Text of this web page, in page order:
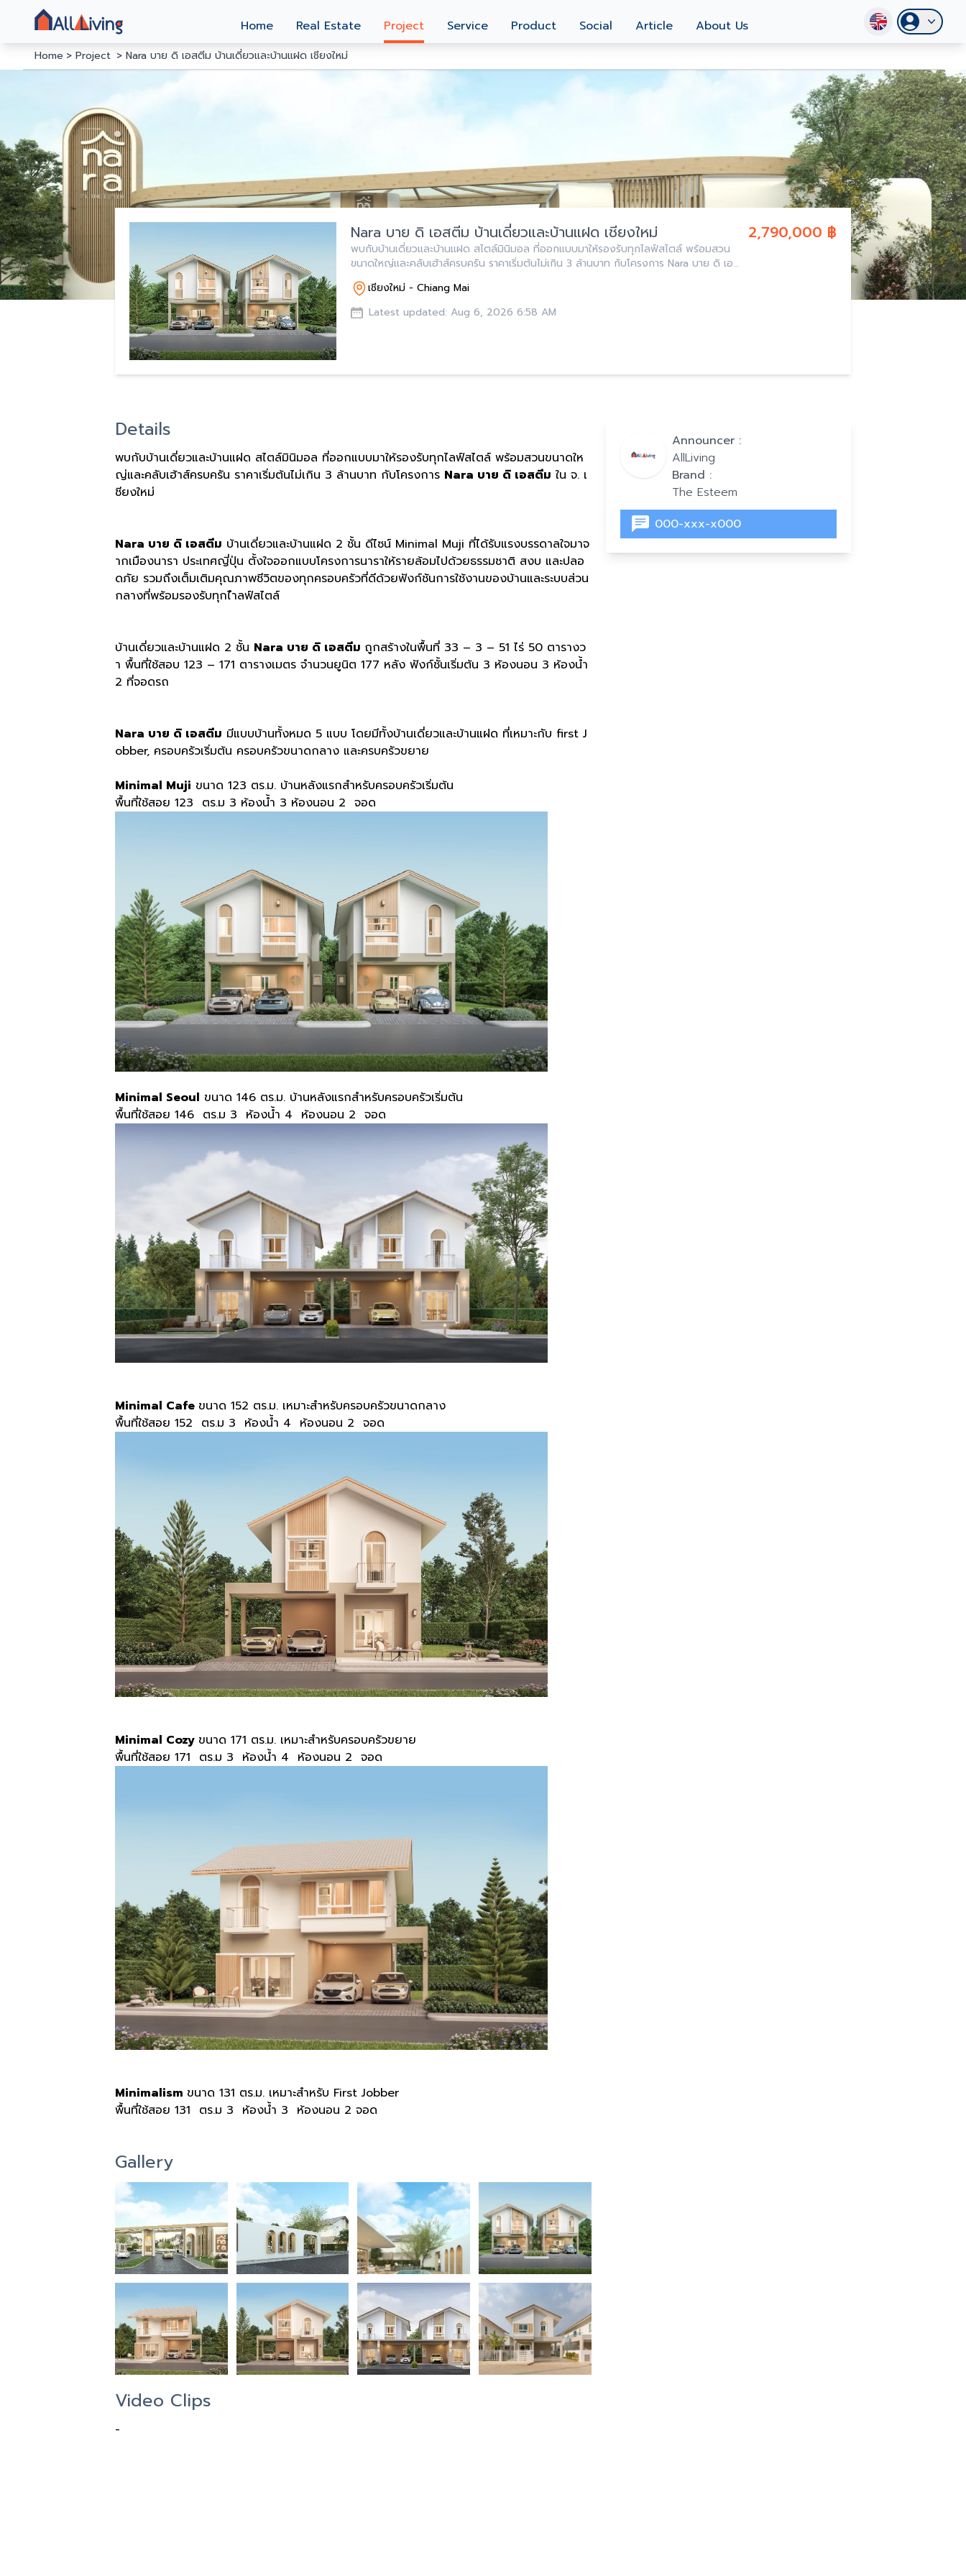
Home Real Estate Project Service Product Social Article About Us
Home Project Nara บาย ดิ เอสตีม บ้านเดี่ยวและบ้านแฝด เชียงใหม่
2,790,000 ฿
Nara บาย ดิ เอสตีม บ้านเดี่ยวและบ้านแฝด เชียงใหม่
พบกับบ้านเดี่ยวและบ้านแฝด สไตล์มินิมอล ที่ออกแบบมาให้รองรับทุกไลฟ์สไตล์ พร้อมสวน
ขนาดใหญ่และคลับเฮ้าส์ครบครัน ราคาเริ่มต้นไม่เกิน 3 ล้านบาท กับโครงการ Nara บาย ดิ เอ
สตีม ใน จ. เชียงใหม่
เชียงใหม่ - Chiang Mai
Latest updated: Aug 6, 2026 6:58 AM
Details
พบกับบ้านเดี่ยวและบ้านแฝด สไตล์มินิมอล ที่ออกแบบมาให้รองรับทุกไลฟ์สไตล์ พร้อมสวนขนาดให
ญ่และคลับเฮ้าส์ครบครัน ราคาเริ่มต้นไม่เกิน 3 ล้านบาท กับโครงการ Nara บาย ดิ เอสตีม ใน จ. เ
ชียงใหม่
Nara บาย ดิ เอสตีม บ้านเดี่ยวและบ้านแฝด 2 ชั้น ดีไซน์ Minimal Muji ที่ได้รับแรงบรรดาลใจมาจ
ากเมืองนารา ประเทศญี่ปุ่น ตั้งใจออกแบบโครงการนาราให้รายล้อมไปด้วยธรรมชาติ สงบ และปลอ
ดภัย รวมถึงเต็มเติมคุณภาพชีวิตของทุกครอบครัวที่ดีด้วยฟังก์ชันการใช้งานของบ้านและระบบส่วน
กลางที่พร้อมรองรับทุกไำลฟ์สไตล์
บ้านเดี่ยวและบ้านแฝด 2 ชั้น Nara บาย ดิ เอสตีม ถูกสร้างในพื้นที่ 33 – 3 – 51 ไร่ 50 ตารางว
า พื้นที่ใช้สอบ 123 – 171 ตารางเมตร จำนวนยูนิต 177 หลัง ฟังก์ชั้นเริ่มต้น 3 ห้องนอน 3 ห้องน้ำ
2 ที่จอดรถ
Nara บาย ดิ เอสตีม มีแบบบ้านทั้งหมด 5 แบบ โดยมีทั้งบ้านเดี่ยวและบ้านแฝด ที่เหมาะกับ first J
obber, ครอบครัวเริ่มต้น ครอบครัวขนาดกลาง และครบครัวขยาย
Minimal Muji ขนาด 123 ตร.ม. บ้านหลังแรกสำหรับครอบครัวเริ่มต้น
พื้นที่ใช้สอย 123 ตร.ม 3 ห้องน้ำ 3 ห้องนอน 2 จอด
Minimal Seoul ขนาด 146 ตร.ม. บ้านหลังแรกสำหรับครอบครัวเริ่มต้น
พื้นที่ใช้สอย 146 ตร.ม 3 ห้องน้ำ 4 ห้องนอน 2 จอด
Minimal Cafe ขนาด 152 ตร.ม. เหมาะสำหรับครอบครัวขนาดกลาง
พื้นที่ใช้สอย 152 ตร.ม 3 ห้องน้ำ 4 ห้องนอน 2 จอด
Minimal Cozy ขนาด 171 ตร.ม. เหมาะสำหรับครอบครัวขยาย
พื้นที่ใช้สอย 171 ตร.ม 3 ห้องน้ำ 4 ห้องนอน 2 จอด
Minimalism ขนาด 131 ตร.ม. เหมาะสำหรับ First Jobber
พื้นที่ใช้สอย 131 ตร.ม 3 ห้องน้ำ 3 ห้องนอน 2 จอด
Gallery
Video Clips
-
Announcer :
AllLiving
Brand :
The Esteem
000-xxx-x000